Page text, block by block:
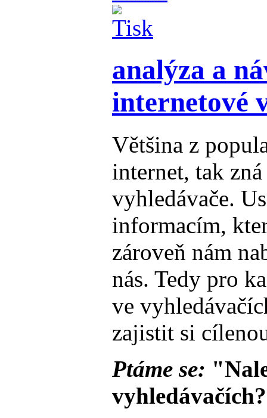
analýza a
internetové
Většina z
internet, tak
vyhledávače.
informacím,
zároveň nám
nás. Tedy pro
ve
zajistit si
Ptáme se: